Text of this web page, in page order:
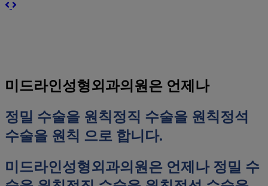
미드라인성형외과의원은 언제나
정밀 수술을 원칙 정직 수술을 원칙 정석
수술을 원칙 으로 합니다.
미드라인성형외과의원은 언제나 정밀 수